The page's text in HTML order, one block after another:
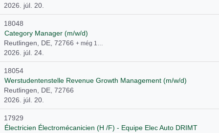
2026. júl. 20.
18048
Category Manager (m/w/d)
Reutlingen, DE, 72766 + még 1…
2026. júl. 24.
18054
Werstudentenstelle Revenue Growth Management (m/w/d)
Reutlingen, DE, 72766
2026. júl. 20.
17929
Électricien Électromécanicien (H /F) - Equipe Elec Auto DRIMT